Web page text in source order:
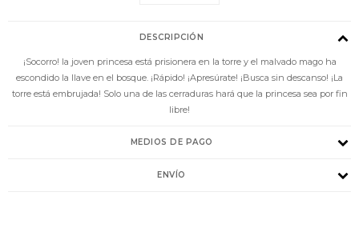
DESCRIPCIÓN
¡Socorro! la joven princesa está prisionera en la torre y el malvado mago ha
escondido la llave en el bosque. ¡Rápido! ¡Apresúrate! ¡Busca sin descanso! ¡La
torre está embrujada! Solo una de las cerraduras hará que la princesa sea por fin
libre!
MEDIOS DE PAGO
ENVÍO